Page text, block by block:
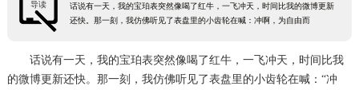
导读
话说有一天，我的宝珀表突然像喝了红牛，一飞冲天，时间比我的微博更新
还快。那一刻，我仿佛听见了表盘里的小齿轮在喊：冲啊，为自由而
话说有一天，我的宝珀表突然像喝了红牛，一飞冲天，时间比我
的微博更新还快。那一刻，我仿佛听见了表盘里的小齿轮在喊：“冲